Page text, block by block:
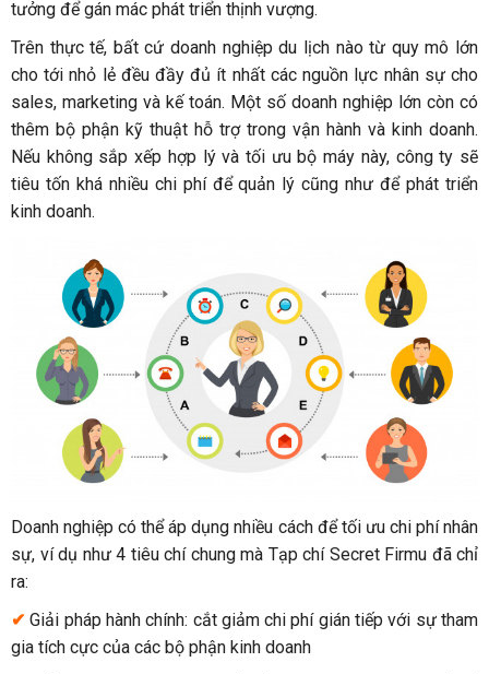
tưởng để gán mác phát triển thịnh vượng.
Trên thực tế, bất cứ doanh nghiệp du lịch nào từ quy mô lớn
cho tới nhỏ lẻ đều đầy đủ ít nhất các nguồn lực nhân sự cho
sales, marketing và kế toán. Một số doanh nghiệp lớn còn có
thêm bộ phận kỹ thuật hỗ trợ trong vận hành và kinh doanh.
Nếu không sắp xếp hợp lý và tối ưu bộ máy này, công ty sẽ
tiêu tốn khá nhiều chi phí để quản lý cũng như để phát triển
kinh doanh.
Doanh nghiệp có thể áp dụng nhiều cách để tối ưu chi phí nhân
sự, ví dụ như 4 tiêu chí chung mà Tạp chí Secret Firmu đã chỉ
ra:
✔ Giải pháp hành chính: cắt giảm chi phí gián tiếp với sự tham
gia tích cực của các bộ phận kinh doanh